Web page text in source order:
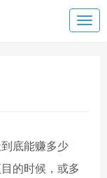
底能赚多少
的时候，或多